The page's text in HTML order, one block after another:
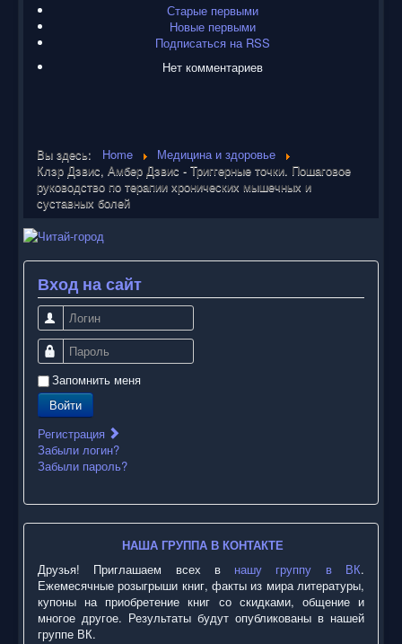
Старые первыми
Новые первыми
Подписаться на RSS
Нет комментариев
Вы здесь: Home
Медицина и здоровье
Клэр Дэвис, Амбер Дэвис - Триггерные точки. Пошаговое
руководство по терапии хронических мышечных и
суставных болей
Вход на сайт
Логин
Пароль
Запомнить меня
Войти
Регистрация
Забыли логин?
Забыли пароль?
НАША ГРУППА В КОНТАКТЕ
Друзья! Приглашаем всех в нашу группу в ВК.
Ежемесячные розыгрыши книг, факты из мира литературы,
купоны на приобретение книг со скидками, общение и
многое другое. Результаты будут опубликованы в нашей
группе ВК.